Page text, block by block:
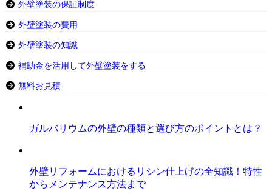
外壁塗装の保証制度
外壁塗装の費用
外壁塗装の知識
補助金を活用して外壁塗装をする
無料お見積
ガルバリウムの外壁の種類と選び方のポイントとは？
外壁リフォームにおけるリシン仕上げの全知識！特性
からメンテナンス方法まで